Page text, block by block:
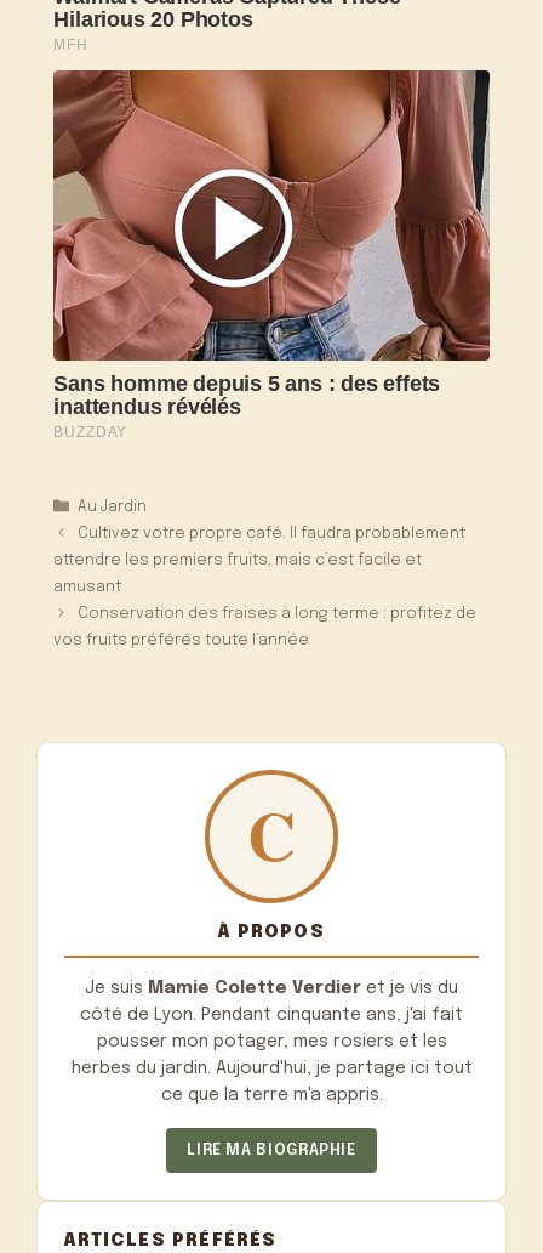
Catégories
Au Jardin
Cultivez votre propre café. Il faudra probablement
attendre les premiers fruits, mais c’est facile et
amusant
Conservation des fraises à long terme : profitez de
vos fruits préférés toute l’année
À PROPOS
Je suis Mamie Colette Verdier et je vis du
côté de Lyon. Pendant cinquante ans, j'ai fait
pousser mon potager, mes rosiers et les
herbes du jardin. Aujourd'hui, je partage ici tout
ce que la terre m'a appris.
LIRE MA BIOGRAPHIE
ARTICLES PRÉFÉRÉS